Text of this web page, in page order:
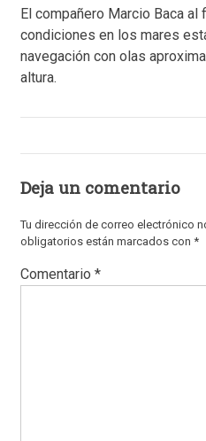
El compañero Marcio Baca al
condiciones en los mares
navegación con olas
altura.
Deja un comentario
Tu dirección de correo electrónico
obligatorios están marcados con *
Comentario *